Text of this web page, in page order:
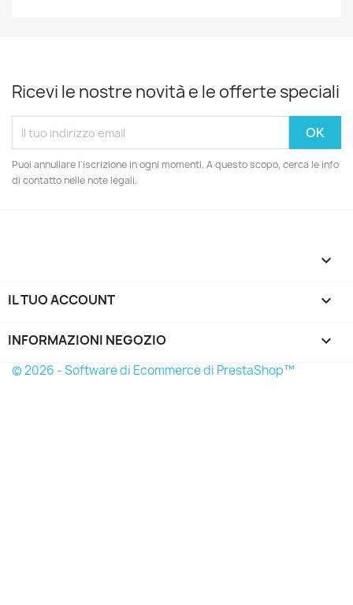
Ricevi le nostre novità e le offerte speciali
Puoi annullare l'iscrizione in ogni momenti. A questo scopo, cerca le info
di contatto nelle note legali.

IL TUO ACCOUNT 
INFORMAZIONI NEGOZIO keyboard_arrow_down
© 2026 - Software di Ecommerce di PrestaShop™